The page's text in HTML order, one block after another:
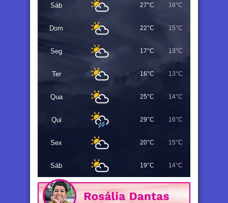
Sáb 27°C 16°C
Dom 22°C 15°C
Seg 17°C 13°C
Ter 16°C 13°C
Qua 25°C 14°C
Qui 29°C 16°C
Sex 20°C 15°C
Sáb 19°C 14°C